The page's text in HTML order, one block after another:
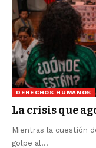
DERECHOS HUMANOS
La crisis que
Mientras la cuestión
golpe al…